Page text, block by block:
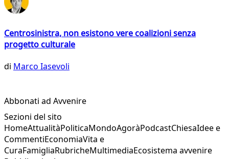
Centrosinistra, non esistono vere coalizioni senza
progetto culturale
di Marco Iasevoli
Abbonati ad Avvenire
Sezioni del sito
HomeAttualitàPoliticaMondoAgoràPodcastChiesaIdee e
CommentiEconomiaVita e
CuraFamigliaRubricheMultimediaEcosistema avvenire